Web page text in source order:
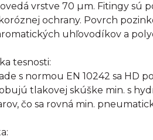
vrstve 70 µm. Fitingy sú
ochrany. Povrch
uhľovodíkov a
tesnosti:
s normou EN 10242 sa HD
tlakovej skúške min. s
čo sa rovná min.